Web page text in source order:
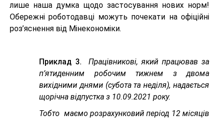
лише наша думка щодо застосування нових норм!
Обережні роботодавці можуть почекати на офіційні
роз’яснення від Мінекономіки.
Приклад 3.
Працівникові, який працював за
п’ятиденним робочим тижнем з двома
вихідними днями (субота та неділя), надається
щорічна відпустка з 10.09.2021 року.
Тобто маємо розрахунковий період 12 місяців